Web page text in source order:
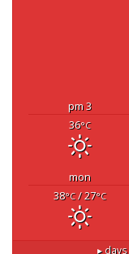
3 pm
36°C
mon
38°C/ 27°C